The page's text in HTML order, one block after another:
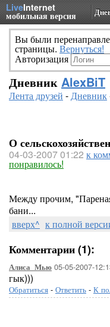
LiveInternet
мобильная версия
Вы были
страницы. Вернуться!
Авторизация
Дневник AlexBiT
Лента друзей -Дневник
О
04-03-2007 01:22 к
понравилось!
Между прочим,
бани...
вверх^ к полной
Комментарии (1):
Алиса_Мью 05-05-2007-
гык)))
Обратиться - Ответить - К